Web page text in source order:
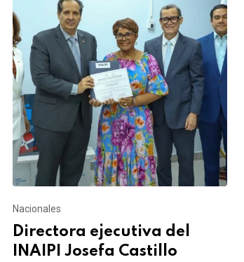
Nacionales
Directora ejecutiva del
INAIPI Josefa Castillo